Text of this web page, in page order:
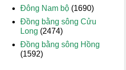
Đông Nam bộ (1690)
Đồng bằng sông Cửu
Long (2474)
Đồng bằng sông Hồng
(1592)